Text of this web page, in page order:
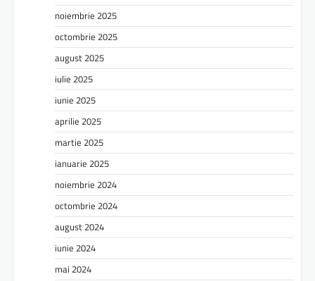
noiembrie 2025
octombrie 2025
august 2025
iulie 2025
iunie 2025
aprilie 2025
martie 2025
ianuarie 2025
noiembrie 2024
octombrie 2024
august 2024
iunie 2024
mai 2024